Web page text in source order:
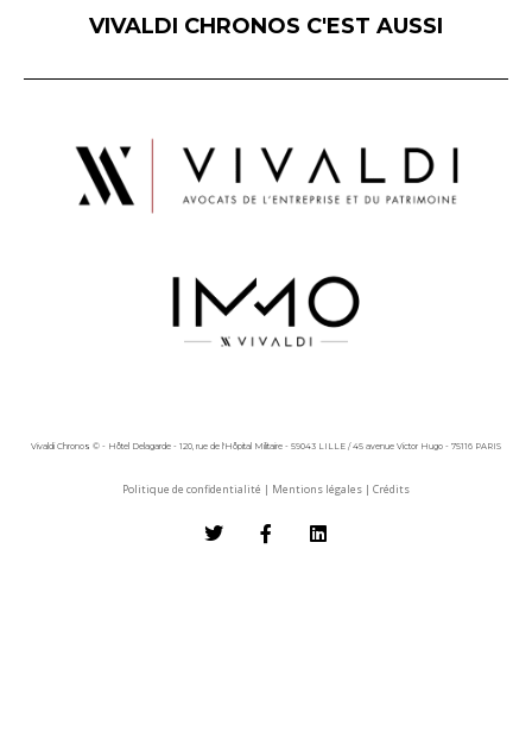
VIVALDI CHRONOS C'EST AUSSI
Vivaldi Chronos © - Hôtel Delagarde - 120, rue de l'Hôpital Militaire - 59043 LILLE / 45 avenue Victor Hugo - 75116 PARIS
Politique de confidentialité | Mentions légales | Crédits